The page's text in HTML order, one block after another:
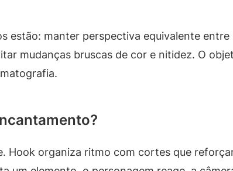
estão: manter perspectiva equivalente entre
mudanças bruscas de cor e nitidez. O
Hook organiza ritmo com cortes que